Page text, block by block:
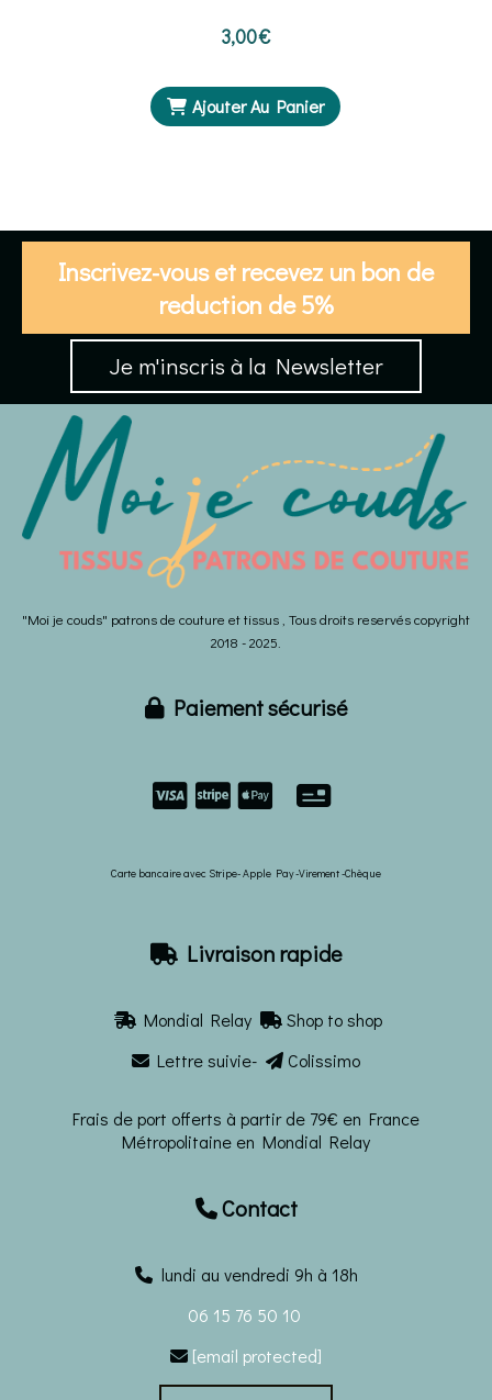
3,00€
Ajouter Au Panier
Inscrivez-vous et recevez un bon de
reduction de 5%
Je m'inscris à la Newsletter
"Moi je couds" patrons de couture et tissus , Tous droits reservés copyright
2018 - 2025.
 Paiement sécurisé
 
Carte bancaire avec Stripe- Apple Pay -Virement -Chèque
 Livraison rapide
 Mondial Relay  Shop to shop
 Lettre suivie-  Colissimo
Frais de port offerts à partir de 79€ en France
Métropolitaine en Mondial Relay
Contact
lundi au vendredi 9h à 18h
06 15 76 50 10
 [email protected]